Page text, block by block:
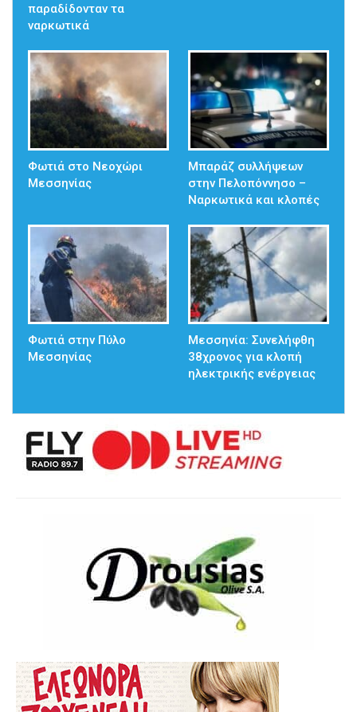
παραδίδονταν τα
ναρκωτικά
Φωτιά στο Νεοχώρι
Μεσσηνίας
Μπαράζ συλλήψεων
στην Πελοπόννησο –
Ναρκωτικά και κλοπές
Φωτιά στην Πύλο
Μεσσηνίας
Μεσσηνία: Συνελήφθη
38χρονος για κλοπή
ηλεκτρικής ενέργειας